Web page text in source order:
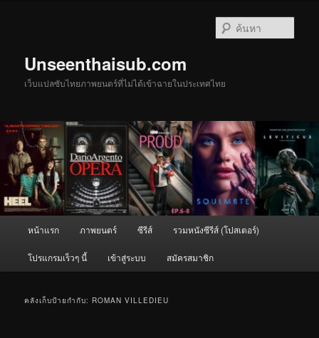
Unseenthaisub.com
เว็บแปลซับไทยภาพยนตร์ที่ไม่ได้เข้าฉายในประเทศไทย
หน้าแรก ภาพยนตร์ ซีรีส์ รวมหนังซีรีส์ (โปสเตอร์)
โปรแกรมเร็วๆ นี้ เข้าสู่ระบบ สมัครสมาชิก
คลังเก็บป้ายกำกับ: ROMAN VILLEDIEU